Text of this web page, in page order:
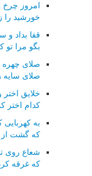
امروز چرخ
خورشید
قفا بداد
بگو مرا
صلای
صلای سایه
خلایق
كدام اختر
به
كه گشت از
شعاع روی
كه غرقه